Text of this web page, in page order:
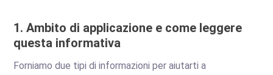
1. Ambito di applicazione e come leggere
questa informativa
Forniamo due tipi di informazioni per aiutarti a